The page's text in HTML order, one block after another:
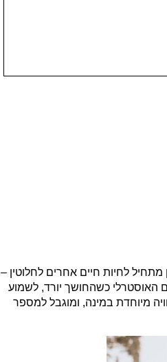
לחיות חיים אחרים לחלוטין –
האוסטרלי כשהחושך יורד, לשמוע
מיוחדת במינה, ומוגבל למספר